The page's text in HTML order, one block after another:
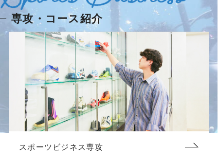
専攻・コース紹介
スポーツビジネス専攻